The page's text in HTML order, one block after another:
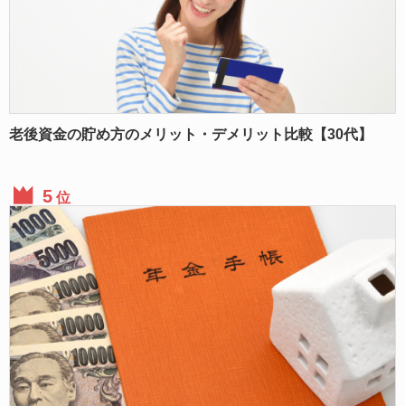
老後資金の貯め方のメリット・デメリット比較【30代】
位